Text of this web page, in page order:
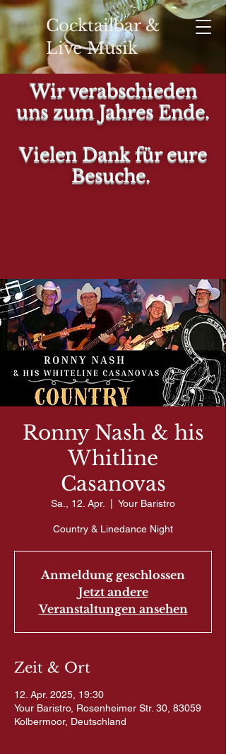
Cocktailbar &
Live Musik
Wir verabschieden
uns zum Jahres Ende.
Vielen Dank für eure
Besuche.
Ronny Nash & his
Whitline
Casanovas
Sa., 12. Apr. Your Baristro
Country & Linedance Night
Anmeldung geschlossen
Jetzt andere
Veranstaltungen ansehen
Zeit & Ort
12. Apr. 2025, 19:30
Your Baristro, Rosenheimer Str. 30, 83059
Kolbermoor, Deutschland